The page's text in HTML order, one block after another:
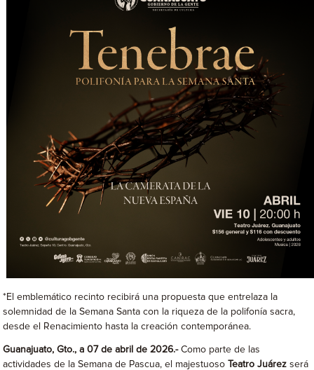
*El emblemático recinto recibirá una propuesta que entrelaza la
solemnidad de la Semana Santa con la riqueza de la polifonía sacra,
desde el Renacimiento hasta la creación contemporánea.
Guanajuato, Gto., a 07 de abril de 2026.-Como parte de las
actividades de la Semana de Pascua, el majestuosoTeatro Juárez será